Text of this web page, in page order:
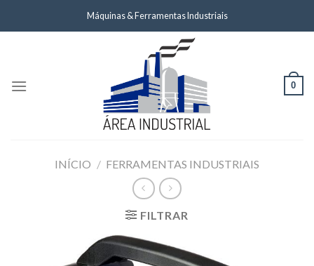
Máquinas & Ferramentas Industriais
0
INÍCIO / FERRAMENTAS INDUSTRIAIS
FILTRAR